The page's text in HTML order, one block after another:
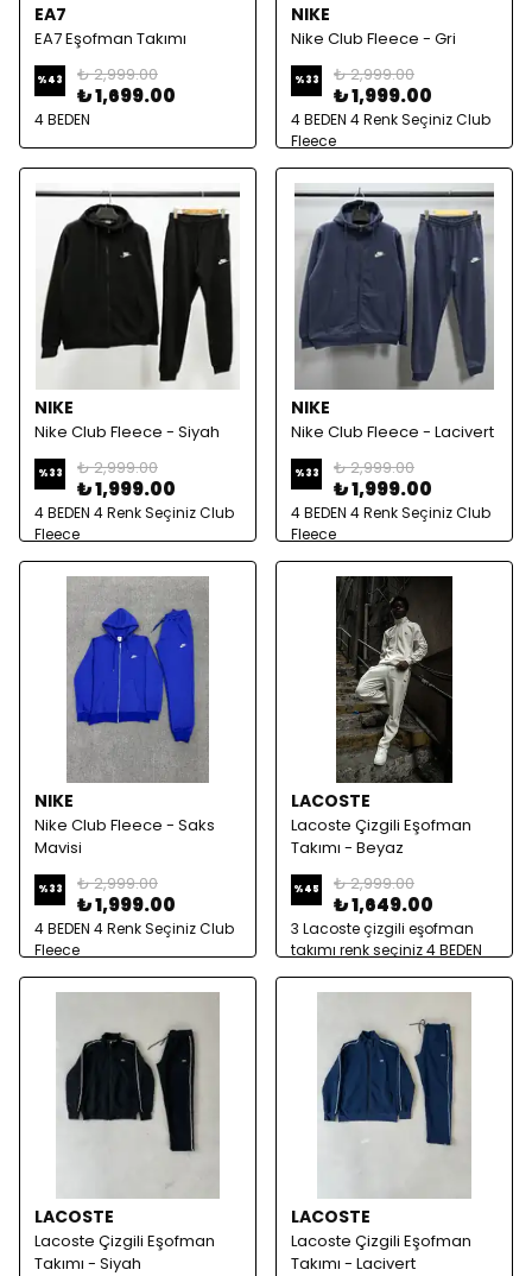
EA7
EA7 Eşofman Takımı
%43 ₺ 2,999.00
₺ 1,699.00
4 BEDEN
NIKE
Nike Club Fleece - Gri
%33 ₺ 2,999.00
₺ 1,999.00
4 BEDEN 4 Renk Seçiniz Club
Fleece
NIKE
Nike Club Fleece - Siyah
%33 ₺ 2,999.00
₺ 1,999.00
4 BEDEN 4 Renk Seçiniz Club
Fleece
NIKE
Nike Club Fleece - Lacivert
%33 ₺ 2,999.00
₺ 1,999.00
4 BEDEN 4 Renk Seçiniz Club
Fleece
NIKE
Nike Club Fleece - Saks
Mavisi
%33 ₺ 2,999.00
₺ 1,999.00
4 BEDEN 4 Renk Seçiniz Club
Fleece
LACOSTE
Lacoste Çizgili Eşofman
Takımı - Beyaz
%45 ₺ 2,999.00
₺ 1,649.00
3 Lacoste çizgili eşofman
takımı renk seçiniz 4 BEDEN
LACOSTE
Lacoste Çizgili Eşofman
Takımı - Siyah
LACOSTE
Lacoste Çizgili Eşofman
Takımı - Lacivert